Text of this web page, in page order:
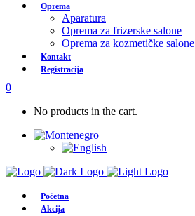
Oprema
Aparatura
Oprema za frizerske salone
Oprema za kozmetičke salone
Kontakt
Registracija
0
No products in the cart.
Početna
Akcija